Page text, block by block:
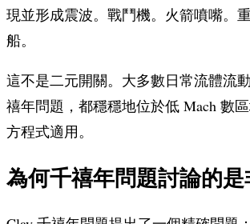
現並形成震波。戰鬥機。火箭噴嘴。
船。
這不是二元開關。大多數日常流體流
禧年問題，都穩穩地位於低 Mach 數
方程式適用。
為何千禧年問題討論的